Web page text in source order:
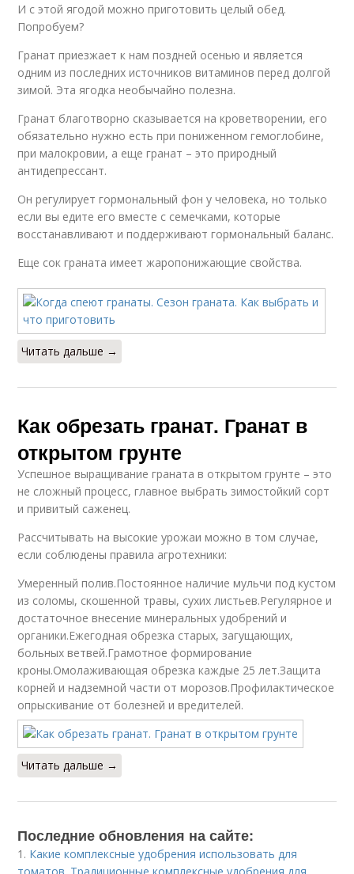
И с этой ягодой можно приготовить целый обед.
Попробуем?
Гранат приезжает к нам поздней осенью и является
одним из последних источников витаминов перед долгой
зимой. Эта ягодка необычайно полезна.
Гранат благотворно сказывается на кроветворении, его
обязательно нужно есть при пониженном гемоглобине,
при малокровии, а еще гранат – это природный
антидепрессант.
Он регулирует гормональный фон у человека, но только
если вы едите его вместе с семечками, которые
восстанавливают и поддерживают гормональный баланс.
Еще сок граната имеет жаропонижающие свойства.
Читать дальше →
Как обрезать гранат. Гранат в
открытом грунте
Успешное выращивание граната в открытом грунте – это
не сложный процесс, главное выбрать зимостойкий сорт
и привитый саженец.
Рассчитывать на высокие урожаи можно в том случае,
если соблюдены правила агротехники:
Умеренный полив.Постоянное наличие мульчи под кустом
из соломы, скошенной травы, сухих листьев.Регулярное и
достаточное внесение минеральных удобрений и
органики.Ежегодная обрезка старых, загущающих,
больных ветвей.Грамотное формирование
кроны.Омолаживающая обрезка каждые 25 лет.Защита
корней и надземной части от морозов.Профилактическое
опрыскивание от болезней и вредителей.
Читать дальше →
Последние обновления на сайте:
1. Какие комплексные удобрения использовать для